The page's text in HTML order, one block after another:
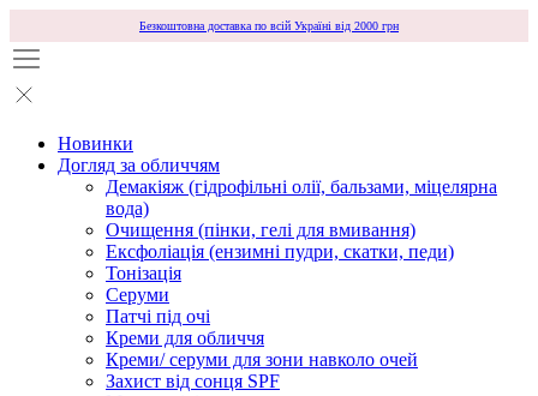
Безкоштовна доставка по всій Україні від 2000 грн
Новинки
Догляд за обличчям
Демакіяж (гідрофільні олії, бальзами, міцелярна
вода)
Очищення (пінки, гелі для вмивання)
Ексфоліація (ензимні пудри, скатки, педи)
Тонізація
Серуми
Патчі під очі
Креми для обличчя
Креми/ серуми для зони навколо очей
Захист від сонця SPF